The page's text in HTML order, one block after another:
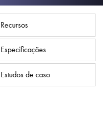
Recursos
Especificações
Estudos de caso
Mapa do site
iSource Logar